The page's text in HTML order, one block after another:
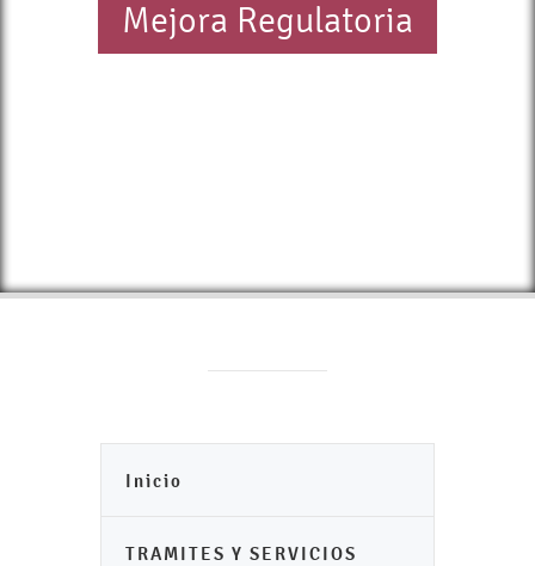
Mejora Regulatoria
Inicio
TRAMITES Y SERVICIOS